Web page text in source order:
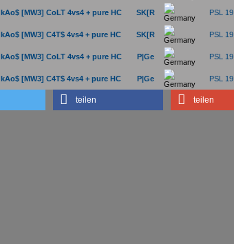
kAo$ [MW3] CoLT 4vs4 + pure HC SK[R PSL 19
kAo$ [MW3] C4T$ 4vs4 + pure HC SK[R PSL 19
kAo$ [MW3] CoLT 4vs4 + pure HC P|Ge PSL 19
kAo$ [MW3] C4T$ 4vs4 + pure HC P|Ge PSL 19
teilen teilen